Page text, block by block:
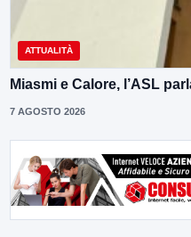
ATTUALITÀ
Miasmi e Calore, l’ASL
7 AGOSTO 2026